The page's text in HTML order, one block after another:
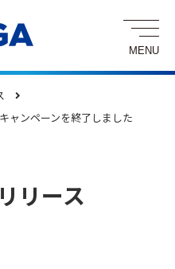
ャンペーンを終了しました
リース